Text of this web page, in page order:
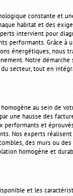
constante et
habitat et des
intervient pour
performants. Grâce à
énergétiques, nous
Notre démarche
secteur, tout en
au sein de
une hausse des
performants et
Nos experts réalisent
des murs ou des
homogène et
et les